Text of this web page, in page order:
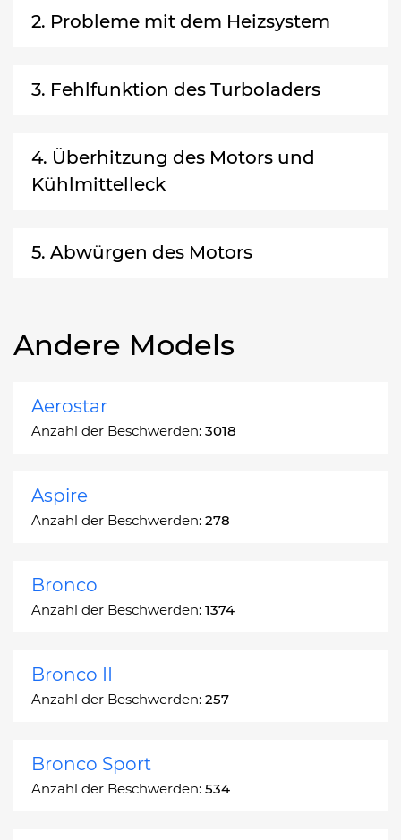
2. Probleme mit dem Heizsystem
3. Fehlfunktion des Turboladers
4. Überhitzung des Motors und
Kühlmittelleck
5. Abwürgen des Motors
Andere Models
Aerostar
Anzahl der Beschwerden: 3018
Aspire
Anzahl der Beschwerden: 278
Bronco
Anzahl der Beschwerden: 1374
Bronco II
Anzahl der Beschwerden: 257
Bronco Sport
Anzahl der Beschwerden: 534